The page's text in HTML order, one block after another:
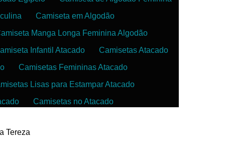
Camiseta em Algodão
Manga Longa Feminina Algodão
Infantil Atacado
Camisetas Atacado
Camisetas Femininas Atacado
Lisas para Estampar Atacado
Camisetas no Atacado
Tereza